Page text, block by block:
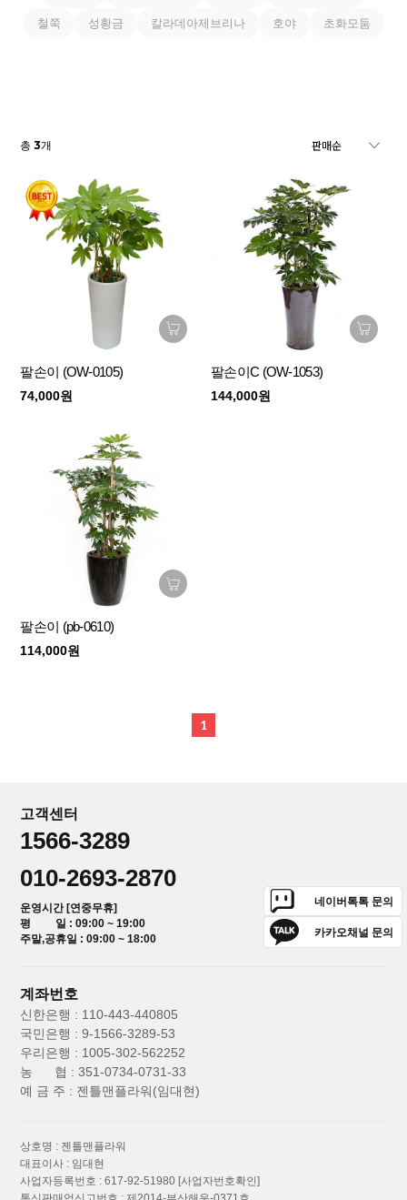
철쭉 성황금 칼라데아제브리나 호야 초화모둠
총3개
팔손이 (OW-0105)
74,000원
팔손이C (OW-1053)
144,000원
팔손이 (pb-0610)
114,000원
1
고객센터
1566-3289
010-2693-2870
운영시간 [연중무휴]
평 일 : 09:00 ~ 19:00
주말,공휴일 : 09:00 ~ 18:00
네이버톡톡 문의
카카오채널 문의
계좌번호
신한은행 : 110-443-440805
국민은행 : 9-1566-3289-53
우리은행 : 1005-302-562252
농 협 : 351-0734-0731-33
예 금 주 : 젠틀맨플라워(임대현)
상호명 : 젠틀맨플라워
대표이사 : 임대현
사업자등록번호 : 617-92-51980 [사업자번호확인]